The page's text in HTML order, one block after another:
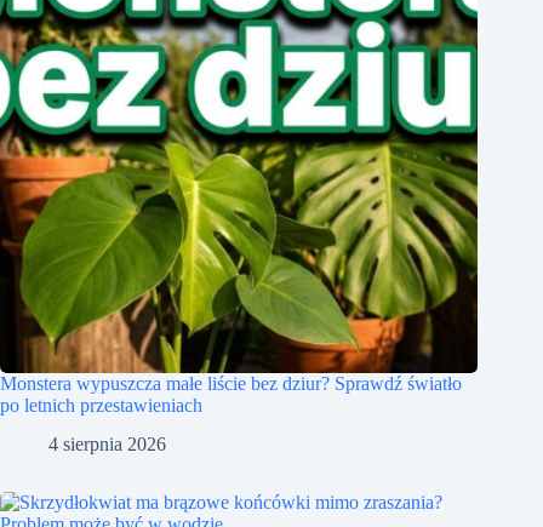
Monstera wypuszcza małe liście bez dziur? Sprawdź światło
po letnich przestawieniach
4 sierpnia 2026